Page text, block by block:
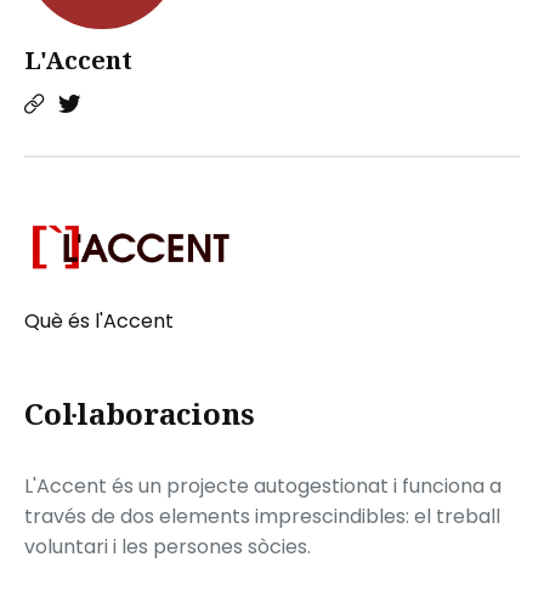
L'Accent
Què és l'Accent
Col·laboracions
L'Accent és un projecte autogestionat i funciona a
través de dos elements imprescindibles: el treball
voluntari i les persones sòcies.